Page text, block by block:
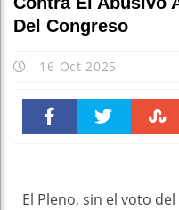
Del Congreso
16 Oct 2025
k
El Pleno, sin el voto